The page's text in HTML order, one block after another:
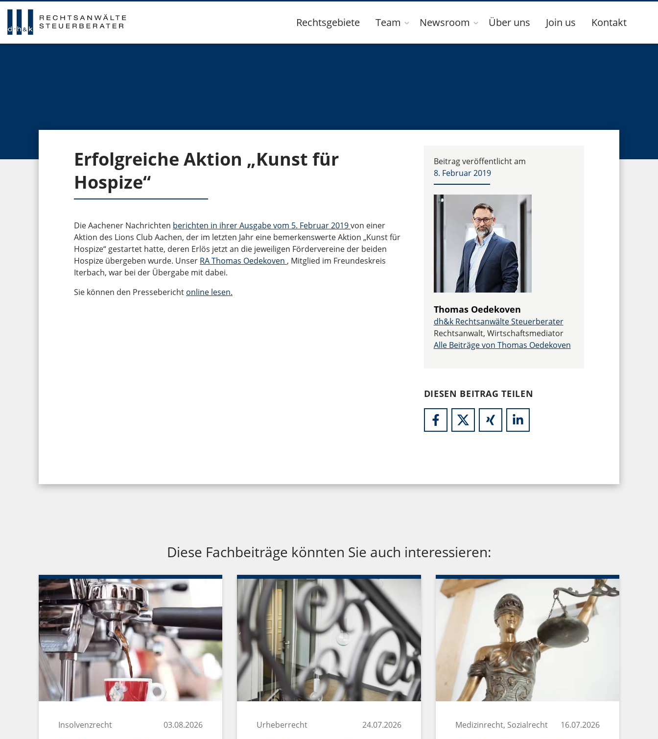
Rechtsgebiete Team Newsroom Über uns Join us Kontakt
Erfolgreiche Aktion „Kunst für
Hospize“
Die Aachener Nachrichten berichten in ihrer Ausgabe vom 5. Februar 2019von einer
Aktion des Lions Club Aachen, der im letzten Jahr eine bemerkenswerte Aktion „Kunst für
Hospize“ gestartet hatte, deren Erlös jetzt an die jeweiligen Fördervereine der beiden
Hospize übergeben wurde. Unser RA Thomas Oedekoven , Mitglied im Freundeskreis
Iterbach, war bei der Übergabe mit dabei.
Sie können den Pressebericht online lesen.
Beitrag veröffentlicht am
8. Februar 2019
Thomas Oedekoven
dh&k Rechtsanwälte Steuerberater
Rechtsanwalt, Wirtschaftsmediator
Alle Beiträge von Thomas Oedekoven
DIESEN BEITRAG TEILEN
Diese Fachbeiträge könnten Sie auch interessieren:
Insolvenzrecht 03.08.2026 Urheberrecht 24.07.2026 Medizinrecht, Sozialrecht 16.07.2026